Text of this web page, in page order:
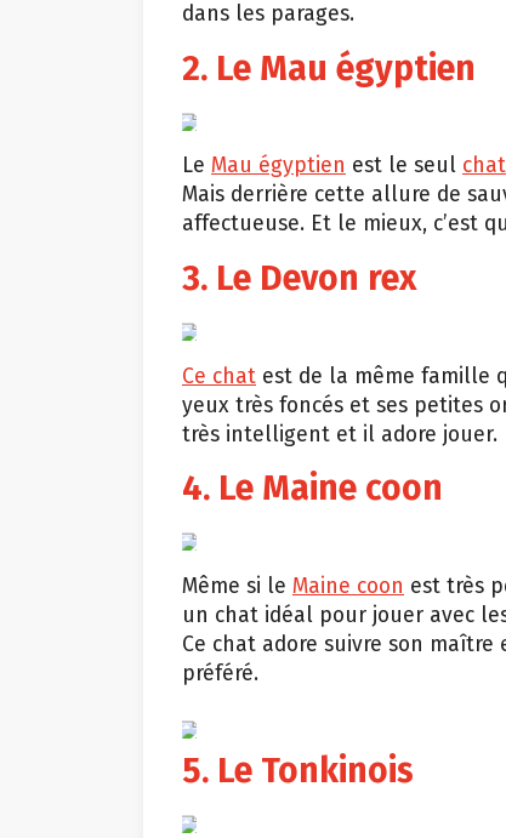
dans les parages.
2. Le Mau égyptien
Shutterstock
Le Mau égyptien est le seul chat
Mais derrière cette allure de
affectueuse. Et le mieux, c’est
3. Le Devon rex
Shutterstock
Ce chat est de la même famille
yeux très foncés et ses petites
très intelligent et il adore jouer.
4. Le Maine coon
Shutterstock
Même si le Maine coon est très
un chat idéal pour jouer avec
Ce chat adore suivre son
préféré.
giphy.com
5. Le Tonkinois
Shutterstock